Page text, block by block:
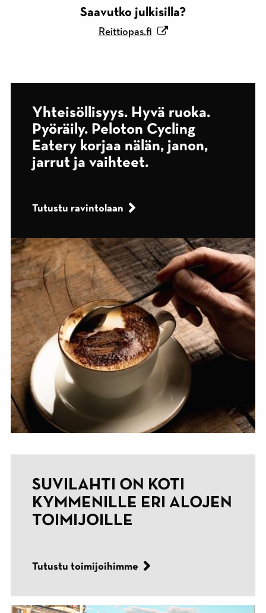
Saavutko julkisilla?
Reittiopas.fi
Yhteisöllisyys. Hyvä ruoka.
Pyöräily. Peloton Cycling
Eatery korjaa nälän, janon,
jarrut ja vaihteet.
Tutustu ravintolaan
SUVILAHTI ON KOTI
KYMMENILLE ERI ALOJEN
TOIMIJOILLE
Tutustu toimijoihimme